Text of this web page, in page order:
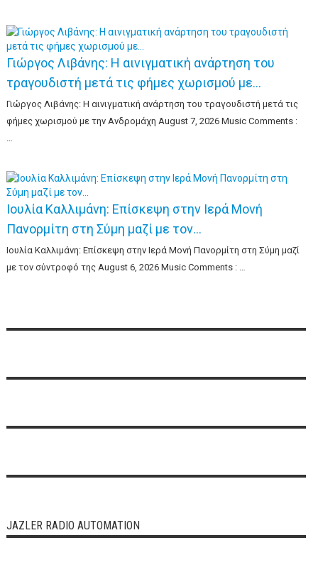
Γιώργος Λιβάνης: Η αινιγματική ανάρτηση του
τραγουδιστή μετά τις φήμες χωρισμού με…
Γιώργος Λιβάνης: Η αινιγματική ανάρτηση του τραγουδιστή μετά τις
φήμες χωρισμού με την Ανδρομάχη August 7, 2026 Music Comments :
Ιουλία Καλλιμάνη: Επίσκεψη στην Ιερά Μονή
Πανορμίτη στη Σύμη μαζί με τον…
Ιουλία Καλλιμάνη: Επίσκεψη στην Ιερά Μονή Πανορμίτη στη Σύμη μαζί
με τον σύντροφό της August 6, 2026 Music Comments : …
JAZLER RADIO AUTOMATION